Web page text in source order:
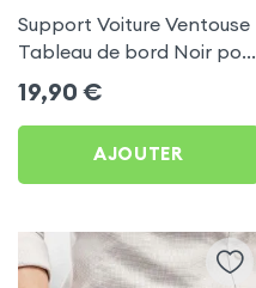
Support Voiture Ventouse
Tableau de bord Noir pour
Gigaset GS270 Plus
19,90 €
AJOUTER